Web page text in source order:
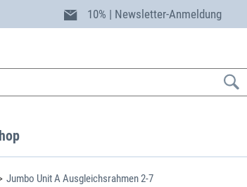
10% | Newsletter-Anmeldung
Jumbo Unit A Ausgleichsrahmen 2-7